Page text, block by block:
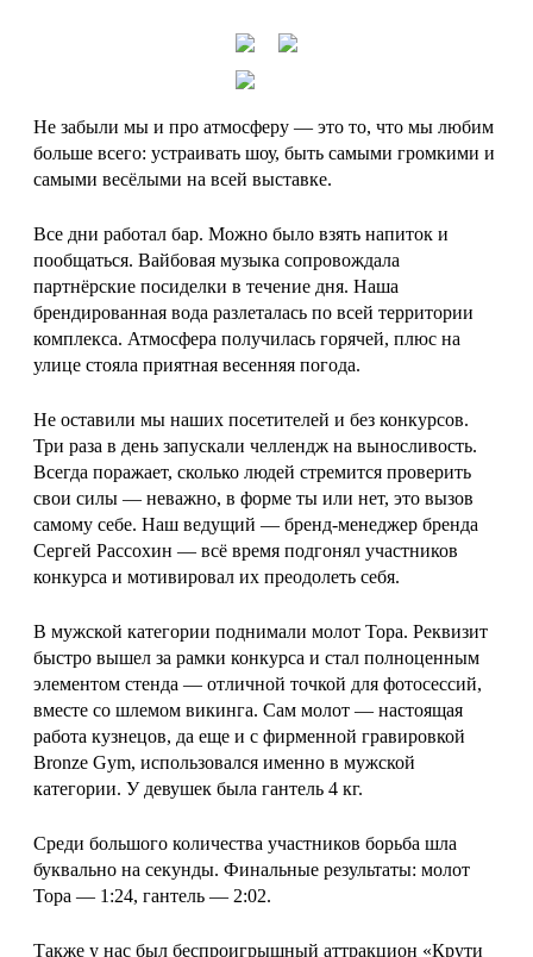
Не забыли мы и про атмосферу — это то, что мы любим
больше всего: устраивать шоу, быть самыми громкими и
самыми весёлыми на всей выставке.
Все дни работал бар. Можно было взять напиток и
пообщаться. Вайбовая музыка сопровождала
партнёрские посиделки в течение дня. Наша
брендированная вода разлеталась по всей территории
комплекса. Атмосфера получилась горячей, плюс на
улице стояла приятная весенняя погода.
Не оставили мы наших посетителей и без конкурсов.
Три раза в день запускали челлендж на выносливость.
Всегда поражает, сколько людей стремится проверить
свои силы — неважно, в форме ты или нет, это вызов
самому себе. Наш ведущий — бренд-менеджер бренда
Сергей Рассохин — всё время подгонял участников
конкурса и мотивировал их преодолеть себя.
В мужской категории поднимали молот Тора. Реквизит
быстро вышел за рамки конкурса и стал полноценным
элементом стенда — отличной точкой для фотосессий,
вместе со шлемом викинга. Сам молот — настоящая
работа кузнецов, да еще и с фирменной гравировкой
Bronze Gym, использовался именно в мужской
категории. У девушек была гантель 4 кг.
Среди большого количества участников борьба шла
буквально на секунды. Финальные результаты: молот
Тора — 1:24, гантель — 2:02.
Также у нас был беспроигрышный аттракцион «Крути